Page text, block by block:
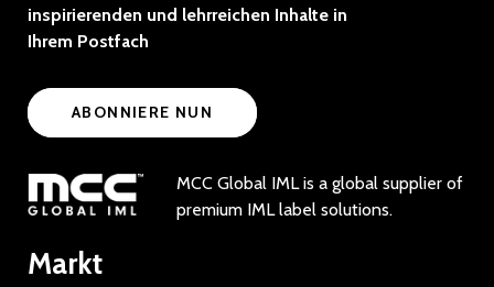
inspirierenden und lehrreichen Inhalte in
Ihrem Postfach
ABONNIERE NUN
MCC Global IML is a global supplier of
premium IML label solutions.
Markt